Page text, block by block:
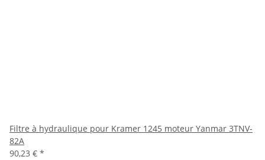
Filtre à hydraulique pour Kramer 1245 moteur Yanmar 3TNV-
82A
90,23 € *